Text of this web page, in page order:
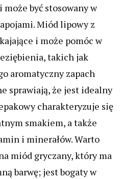
może być stosowany w
Miód lipowy z
i może pomóc w
takich jak
aromatyczny zapach
sprawiają, że jest idealny
charakteryzuje się
smakiem, a także
i minerałów. Warto
miód gryczany, który ma
barwę; jest bogaty w